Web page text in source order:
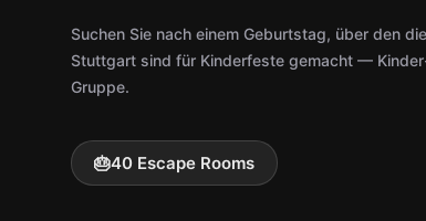
Suchen Sie nach einem Geburtstag, über den
Stuttgart sind für Kinderfeste gemacht —
Gruppe.
🎂40 Escape Rooms